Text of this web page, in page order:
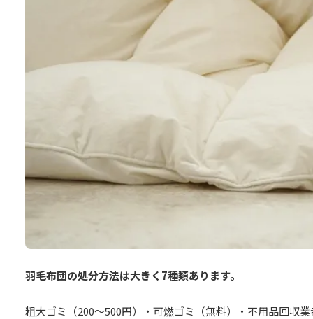
羽毛布団の処分方法は大きく7種類あります。
粗大ゴミ（200〜500円）・可燃ゴミ（無料）・不用品回収